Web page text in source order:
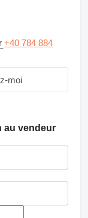
+40 784 884
moi
au vendeur